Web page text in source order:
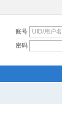
账号
密码